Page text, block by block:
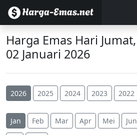
Harga Emas Hari Jumat,
02 Januari 2026
2026 2025 2024 2023 2022
Jan Feb Mar Apr Mei Jun